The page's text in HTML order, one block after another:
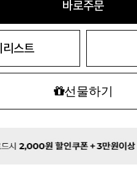
바로주문
리스트
선물하기